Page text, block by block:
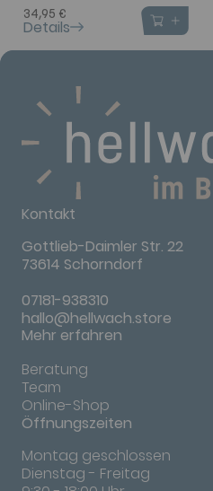
34,95 €
Details
Kontakt
Gottlieb-Daimler Str. 22
73614 Schorndorf
07181-938310
hallo@hellwach.store
Mehr erfahren
Beratung
Team
Online-Shop
Öffnungszeiten
Montag geschlossen
Dienstag - Freitag